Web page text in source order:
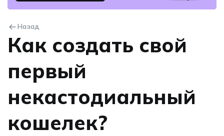
Связаться с нами
Назад
Как создать свой
первый
некастодиальный
кошелек?